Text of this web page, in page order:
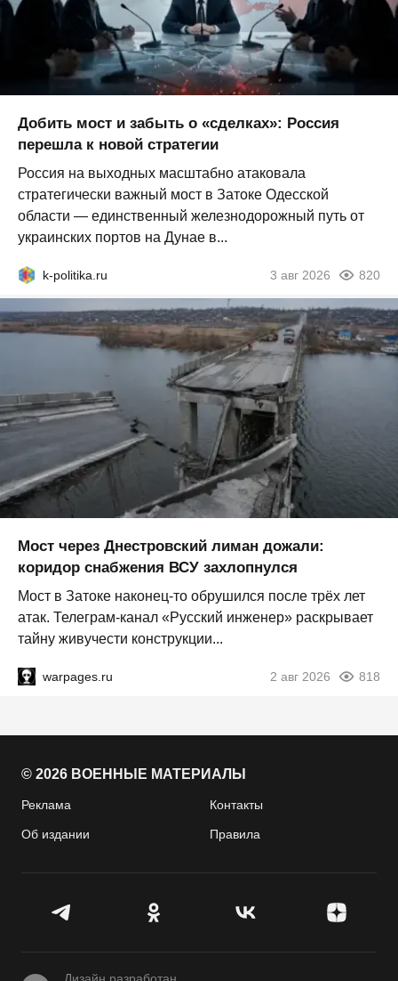
Добить мост и забыть о «сделках»: Россия
перешла к новой стратегии
Россия на выходных масштабно атаковала
стратегически важный мост в Затоке Одесской
области — единственный железнодорожный путь от
украинских портов на Дунае в...
k-politika.ru 3 авг 2026 820
Мост через Днестровский лиман дожали:
коридор снабжения ВСУ захлопнулся
Мост в Затоке наконец-то обрушился после трёх лет
атак. Телеграм-канал «Русский инженер» раскрывает
тайну живучести конструкции...
warpages.ru 2 авг 2026 818
© 2026 ВОЕННЫЕ МАТЕРИАЛЫ
Реклама Контакты
Об издании Правила